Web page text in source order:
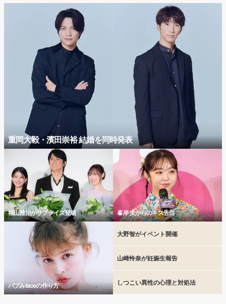
重岡大毅・濱田崇裕 結婚を同時発表
福山雅治がサプライズ登場 峯岸 夫からのキス告白
バブみfaceの作り方
大野智がイベント開催
山崎怜奈が妊娠生報告
しつこい異性の心理と対処法